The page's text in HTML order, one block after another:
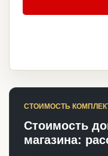
СТОИМОСТЬ
Стоимость
магазина: